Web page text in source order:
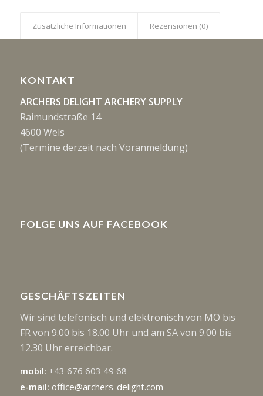
Zusätzliche Informationen Rezensionen (0)
KONTAKT
ARCHERS DELIGHT ARCHERY SUPPLY
Raimundstraße 14
4600 Wels
(Termine derzeit nach Voranmeldung)
FOLGE UNS AUF FACEBOOK
GESCHÄFTSZEITEN
Wir sind telefonisch und elektronisch von MO bis
FR von 9.00 bis 18.00 Uhr und am SA von 9.00 bis
12.30 Uhr erreichbar.
mobil: +43 676 603 49 68
e-mail: office@archers-delight.com